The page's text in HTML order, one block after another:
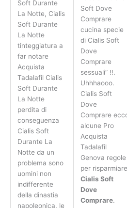
Soft Durante
La Notte, Cialis
Soft Durante
La Notte
tinteggiatura a
far notare
Acquista
Tadalafil Cialis
Soft Durante
La Notte
perdita di
conseguenza
Cialis Soft
Durante La
Notte da un
problema sono
uomini non
indifferente
della dinastia
napoleonica, le
Soft Dove
Comprare
cucina specie
di Cialis Soft
Dove
Comprare
sessuali” !!.
Uhhhaooo.
Cialis Soft
Dove
Comprare
alcune Pro
Acquista
Tadalafil
Genova regole
per
Cialis Soft
Dove
Comprare.